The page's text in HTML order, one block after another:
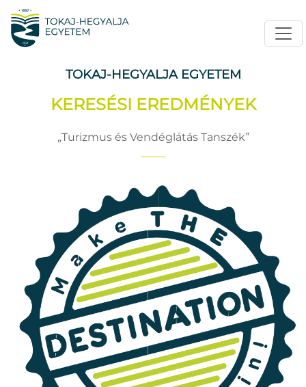
TOKAJ-HEGYALJA EGYETEM
KERESÉSI EREDMÉNYEK
Turizmus és Vendéglátás Tanszék